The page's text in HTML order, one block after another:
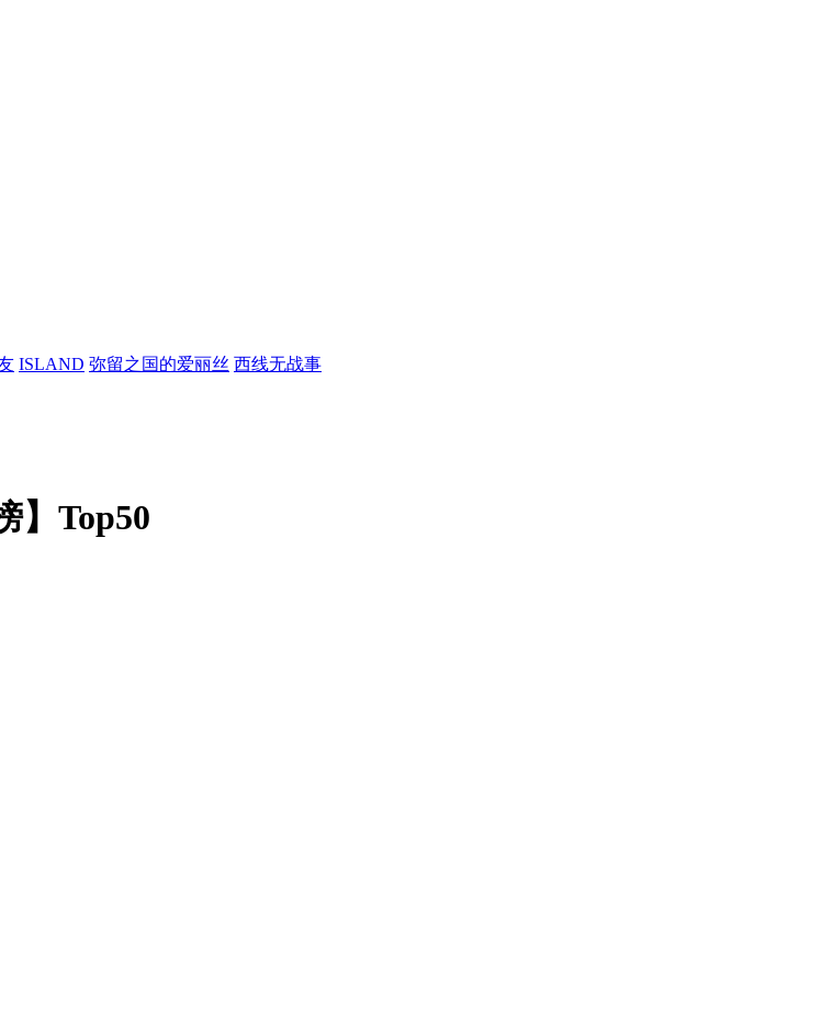
ISLAND 弥留之国的爱丽丝 西线无战事
】Top50